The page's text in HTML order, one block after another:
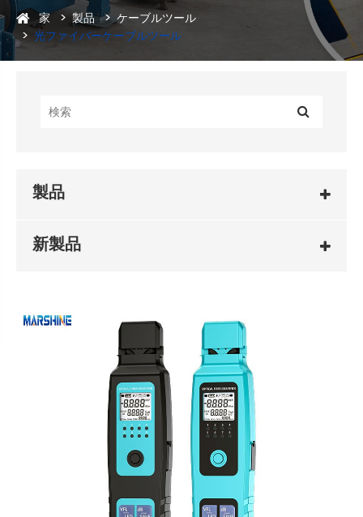
家 製品
ケーブルツール
光ファイバーケーブルツール
製品
新製品